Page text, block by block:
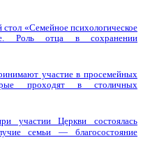
стол «Семейное психологическое
Роль отца в сохранении
участие в просемейных
проходят в столичных
участии Церкви состоялась
семьи — благосостояние